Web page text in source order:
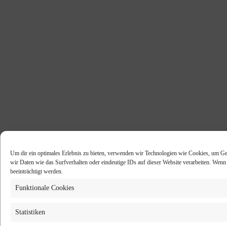
Um dir ein optimales Erlebnis zu bieten, verwenden wir Technologien wie Cookies, um
wir Daten wie das Surfverhalten oder eindeutige IDs auf dieser Website verarbeiten.
beeinträchtigt werden.
Funktionale Cookies
Statistiken